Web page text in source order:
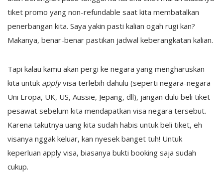
tiket promo yang non-refundable saat kita membatalkan
penerbangan kita. Saya yakin pasti kalian ogah rugi kan?
Makanya, benar-benar pastikan jadwal keberangkatan kalian.
Tapi kalau kamu akan pergi ke negara yang mengharuskan
kita untuk applyvisa terlebih dahulu (seperti negara-negara
Uni Eropa, UK, US, Aussie, Jepang, dll), jangan dulu beli tiket
pesawat sebelum kita mendapatkan visa negara tersebut.
Karena takutnya uang kita sudah habis untuk beli tiket, eh
visanya nggak keluar, kan nyesek banget tuh! Untuk
keperluan apply visa, biasanya bukti booking saja sudah
cukup.